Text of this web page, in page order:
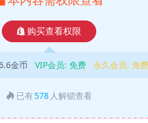
购买查看权限
金币 VIP会员: 免费 永久会员: 免费
已有 578 人解锁查看